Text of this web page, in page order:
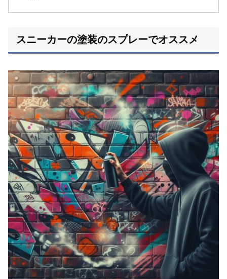
スニーカーの塗装のスプレーでオススメ